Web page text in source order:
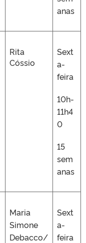
anas
Rita
Cóssio
Sext
a-
feira
10h-
11h4
0
15
sem
anas
Maria
Simone
Debacco/
Sext
a-
feira